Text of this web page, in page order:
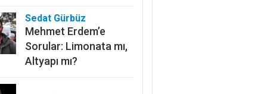
Sedat Gürbüz
Mehmet Erdem’e
Sorular: Limonata mı,
Altyapı mı?